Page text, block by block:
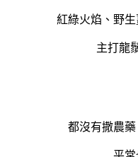
紅綠火焰、野
主打龍
都沒有撒農